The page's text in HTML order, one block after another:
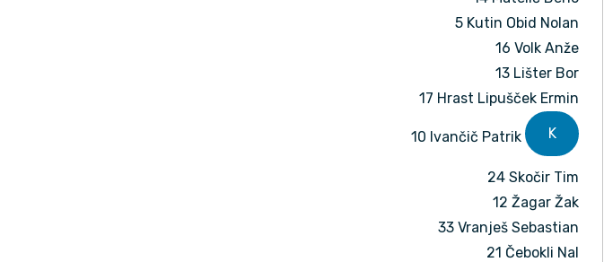
5 Kutin Obid Nolan
16 Volk Anže
13 Lišter Bor
17 Hrast Lipušček Ermin
10 Ivančič Patrik K
24 Skočir Tim
12 Žagar Žak
33 Vranješ Sebastian
21 Čebokli Nal